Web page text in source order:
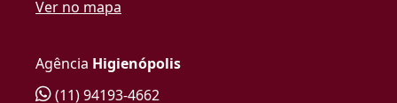
Ver no mapa
Agência Higienópolis
(11) 94193-4662